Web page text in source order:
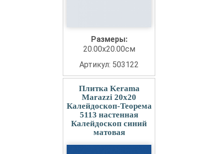
Размеры:
20.00x20.00см
Артикул: 503122
Плитка Kerama
Marazzi 20x20
Калейдоскоп-Теорема
5113 настенная
Калейдоскоп синий
матовая